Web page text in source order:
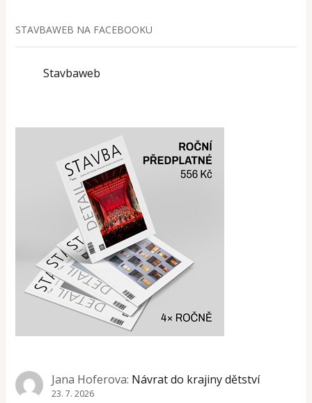
STAVBAWEB NA FACEBOOKU
Stavbaweb
Jana Hoferova: Návrat do krajiny dětství
23. 7. 2026